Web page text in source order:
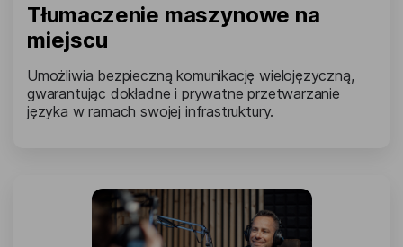
Tłumaczenie maszynowe na
miejscu
Umożliwia bezpieczną komunikację wielojęzyczną,
gwarantując dokładne i prywatne przetwarzanie
języka w ramach swojej infrastruktury.